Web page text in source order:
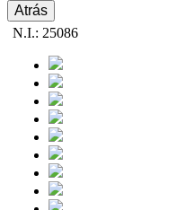
Atrás
N.I.: 25086